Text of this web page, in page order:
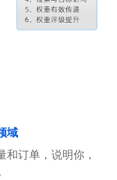
域
订单，说明你，